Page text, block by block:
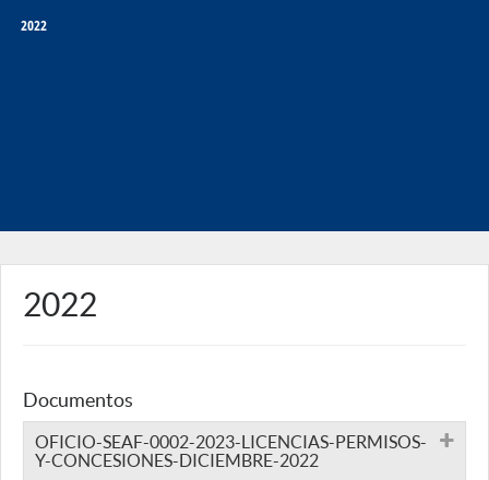
2022
2022
Documentos
OFICIO-SEAF-0002-2023-LICENCIAS-PERMISOS-
Y-CONCESIONES-DICIEMBRE-2022